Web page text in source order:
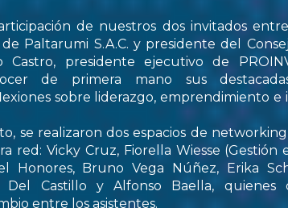
de nuestros dos invitados
Paltarumi S.A.C. y presidente del
presidente ejecutivo de
de primera mano sus
sobre liderazgo, emprendimiento e
se realizaron dos espacios de
red: Vicky Cruz, Fiorella Wiesse (Gestión
Honores, Bruno Vega Núñez, Erika
Del Castillo y Alfonso Baella, quienes
entre los asistentes.